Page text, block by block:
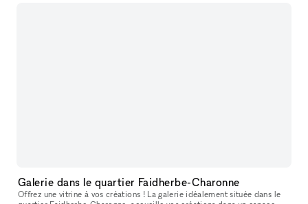
Galerie dans le quartier Faidherbe-Charonne
Offrez une vitrine à vos créations ! La galerie idéalement située dans le